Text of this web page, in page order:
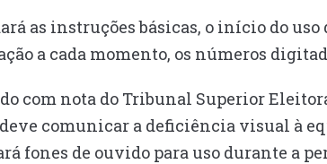
as instruções básicas, o início do
a cada momento, os números
com nota do Tribunal Superior
deve comunicar a deficiência visual à
fones de ouvido para uso durante a